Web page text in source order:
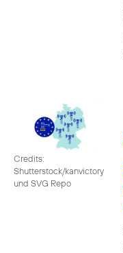
Credits:
Shutterstock/kanvictory
und SVG Repo